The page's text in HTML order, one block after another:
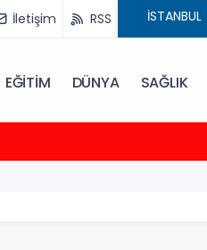
İletişim RSS
EĞİTİM DÜNYA SAĞLIK